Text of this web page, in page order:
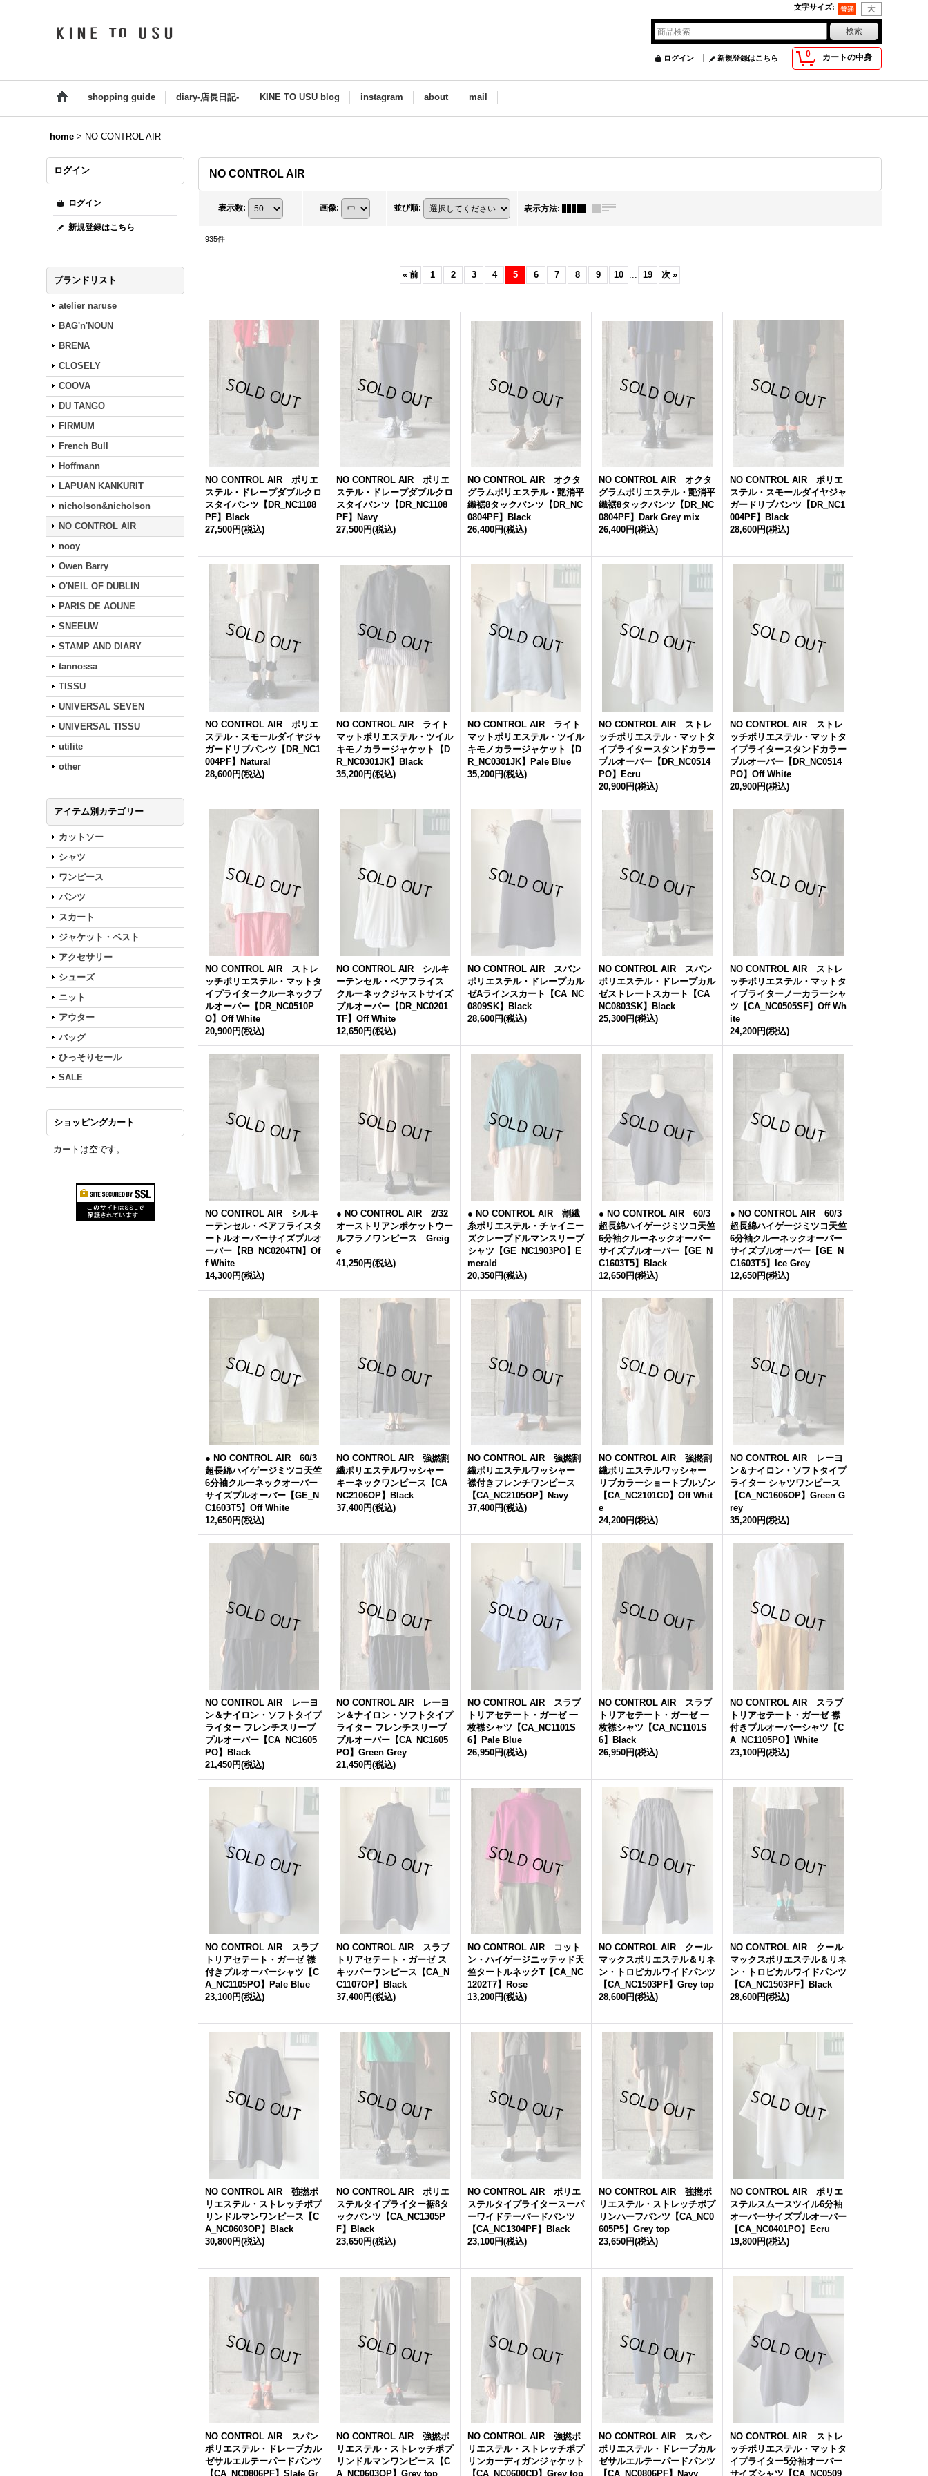
文字サイズ:
0 カートの中身
ログイン 新規登録はこちら
shopping guide diary-店長日記- KINE TO USU blog instagram about mail
home > NO CONTROL AIR
ログイン
ログイン
新規登録はこちら
ブランドリスト
atelier naruse
BAG'n'NOUN
BRENA
CLOSELY
COOVA
DU TANGO
FIRMUM
French Bull
Hoffmann
LAPUAN KANKURIT
nicholson&nicholson
NO CONTROL AIR
nooy
Owen Barry
O'NEIL OF DUBLIN
PARIS DE AOUNE
SNEEUW
STAMP AND DIARY
tannossa
TISSU
UNIVERSAL SEVEN
UNIVERSAL TISSU
utilite
other
アイテム別カテゴリー
カットソー
シャツ
ワンピース
パンツ
スカート
ジャケット・ベスト
アクセサリー
シューズ
ニット
アウター
バッグ
ひっそりセール
SALE
ショッピングカート
カートは空です。
NO CONTROL AIR
表示数: 画像: 並び順: 表示方法:
935件
« 前 1 2 3 4 5 6 7 8 9 10 ... 19 次 »
NO CONTROL AIR ポリエ
ステル・ドレープダブルクロ
スタイパンツ【DR_NC1108
PF】Black
27,500円(税込)
NO CONTROL AIR ポリエ
ステル・ドレープダブルクロ
スタイパンツ【DR_NC1108
PF】Navy
27,500円(税込)
NO CONTROL AIR オクタ
グラムポリエステル・艶消平
織裾8タックパンツ【DR_NC
0804PF】Black
26,400円(税込)
NO CONTROL AIR オクタ
グラムポリエステル・艶消平
織裾8タックパンツ【DR_NC
0804PF】Dark Grey mix
26,400円(税込)
NO CONTROL AIR ポリエ
ステル・スモールダイヤジャ
ガードリブパンツ【DR_NC1
004PF】Black
28,600円(税込)
NO CONTROL AIR ポリエ
ステル・スモールダイヤジャ
ガードリブパンツ【DR_NC1
004PF】Natural
28,600円(税込)
NO CONTROL AIR ライト
マットポリエステル・ツイル
キモノカラージャケット【D
R_NC0301JK】Black
35,200円(税込)
NO CONTROL AIR ライト
マットポリエステル・ツイル
キモノカラージャケット【D
R_NC0301JK】Pale Blue
35,200円(税込)
NO CONTROL AIR ストレ
ッチポリエステル・マットタ
イプライタースタンドカラー
プルオーバー【DR_NC0514
PO】Ecru
20,900円(税込)
NO CONTROL AIR ストレ
ッチポリエステル・マットタ
イプライタースタンドカラー
プルオーバー【DR_NC0514
PO】Off White
20,900円(税込)
NO CONTROL AIR ストレ
ッチポリエステル・マットタ
イプライタークルーネックプ
ルオーバー【DR_NC0510P
O】Off White
20,900円(税込)
NO CONTROL AIR シルキ
ーテンセル・ベアフライス
クルーネックジャストサイズ
プルオーバー【DR_NC0201
TF】Off White
12,650円(税込)
NO CONTROL AIR スパン
ポリエステル・ドレープカル
ゼAラインスカート【CA_NC
0809SK】Black
28,600円(税込)
NO CONTROL AIR スパン
ポリエステル・ドレープカル
ゼストレートスカート【CA_
NC0803SK】Black
25,300円(税込)
NO CONTROL AIR ストレ
ッチポリエステル・マットタ
イプライターノーカラーシャ
ツ【CA_NC0505SF】Off Wh
ite
24,200円(税込)
NO CONTROL AIR シルキ
ーテンセル・ベアフライスタ
ートルオーバーサイズプルオ
ーバー【RB_NC0204TN】Of
f White
14,300円(税込)
● NO CONTROL AIR 2/32
オーストリアンポケットウー
ルフラノワンピース Greig
e
41,250円(税込)
● NO CONTROL AIR 割繊
糸ポリエステル・チャイニー
ズクレープドルマンスリーブ
シャツ【GE_NC1903PO】E
merald
20,350円(税込)
● NO CONTROL AIR 60/3
超長綿ハイゲージミツコ天竺
6分袖クルーネックオーバー
サイズプルオーバー【GE_N
C1603T5】Black
12,650円(税込)
● NO CONTROL AIR 60/3
超長綿ハイゲージミツコ天竺
6分袖クルーネックオーバー
サイズプルオーバー【GE_N
C1603T5】Ice Grey
12,650円(税込)
● NO CONTROL AIR 60/3
超長綿ハイゲージミツコ天竺
6分袖クルーネックオーバー
サイズプルオーバー【GE_N
C1603T5】Off White
12,650円(税込)
NO CONTROL AIR 強撚割
繊ポリエステルワッシャー
キーネックワンピース【CA_
NC2106OP】Black
37,400円(税込)
NO CONTROL AIR 強撚割
繊ポリエステルワッシャー
襟付きフレンチワンピース
【CA_NC2105OP】Navy
37,400円(税込)
NO CONTROL AIR 強撚割
繊ポリエステルワッシャー
リブカラーショートブルゾン
【CA_NC2101CD】Off Whit
e
24,200円(税込)
NO CONTROL AIR レーヨ
ン＆ナイロン・ソフトタイプ
ライター シャツワンピース
【CA_NC1606OP】Green G
rey
35,200円(税込)
NO CONTROL AIR レーヨ
ン＆ナイロン・ソフトタイプ
ライター フレンチスリーブ
プルオーバー【CA_NC1605
PO】Black
21,450円(税込)
NO CONTROL AIR レーヨ
ン＆ナイロン・ソフトタイプ
ライター フレンチスリーブ
プルオーバー【CA_NC1605
PO】Green Grey
21,450円(税込)
NO CONTROL AIR スラブ
トリアセテート・ガーゼ 一
枚襟シャツ【CA_NC1101S
6】Pale Blue
26,950円(税込)
NO CONTROL AIR スラブ
トリアセテート・ガーゼ 一
枚襟シャツ【CA_NC1101S
6】Black
26,950円(税込)
NO CONTROL AIR スラブ
トリアセテート・ガーゼ 襟
付きプルオーバーシャツ【C
A_NC1105PO】White
23,100円(税込)
NO CONTROL AIR スラブ
トリアセテート・ガーゼ 襟
付きプルオーバーシャツ【C
A_NC1105PO】Pale Blue
23,100円(税込)
NO CONTROL AIR スラブ
トリアセテート・ガーゼ ス
キッパーワンピース【CA_N
C1107OP】Black
37,400円(税込)
NO CONTROL AIR コット
ン・ハイゲージニッテッド天
竺タートルネックT【CA_NC
1202T7】Rose
13,200円(税込)
NO CONTROL AIR クール
マックスポリエステル＆リネ
ン・トロピカルワイドパンツ
【CA_NC1503PF】Grey top
28,600円(税込)
NO CONTROL AIR クール
マックスポリエステル＆リネ
ン・トロピカルワイドパンツ
【CA_NC1503PF】Black
28,600円(税込)
NO CONTROL AIR 強撚ポ
リエステル・ストレッチポプ
リンドルマンワンピース【C
A_NC0603OP】Black
30,800円(税込)
NO CONTROL AIR ポリエ
ステルタイプライター裾8タ
ックパンツ【CA_NC1305P
F】Black
23,650円(税込)
NO CONTROL AIR ポリエ
ステルタイプライタースーパ
ーワイドテーパードパンツ
【CA_NC1304PF】Black
23,100円(税込)
NO CONTROL AIR 強撚ポ
リエステル・ストレッチポプ
リンハーフパンツ【CA_NC0
605P5】Grey top
23,650円(税込)
NO CONTROL AIR ポリエ
ステルスムースツイル6分袖
オーバーサイズプルオーバー
【CA_NC0401PO】Ecru
19,800円(税込)
NO CONTROL AIR スパン
ポリエステル・ドレープカル
ゼサルエルテーパードパンツ
【CA_NC0806PF】Slate Gr
NO CONTROL AIR 強撚ポ
リエステル・ストレッチポプ
リンドルマンワンピース【C
A_NC0603OP】Grey top
NO CONTROL AIR 強撚ポ
リエステル・ストレッチポプ
リンカーディガンジャケット
【CA_NC0600CD】Grey top
NO CONTROL AIR スパン
ポリエステル・ドレープカル
ゼサルエルテーパードパンツ
【CA_NC0806PF】Navy
NO CONTROL AIR ストレ
ッチポリエステル・マットタ
イプライター5分袖オーバー
サイズシャツ【CA_NC0509